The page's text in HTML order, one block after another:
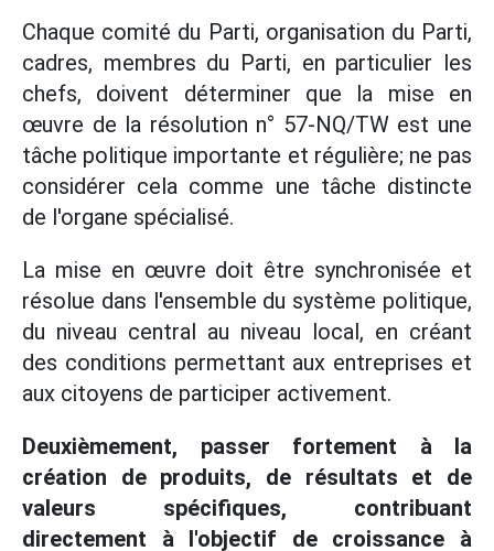
Chaque comité du Parti, organisation du Parti,
cadres, membres du Parti, en particulier les
chefs, doivent déterminer que la mise en
œuvre de la résolution n° 57-NQ/TW est une
tâche politique importante et régulière; ne pas
considérer cela comme une tâche distincte
de l'organe spécialisé.
La mise en œuvre doit être synchronisée et
résolue dans l'ensemble du système politique,
du niveau central au niveau local, en créant
des conditions permettant aux entreprises et
aux citoyens de participer activement.
Deuxièmement, passer fortement à la
création de produits, de résultats et de
valeurs spécifiques, contribuant
directement à l'objectif de croissance à